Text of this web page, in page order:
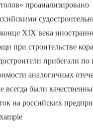
проанализировано
XIX века
при строительстве
прибегали по
аналогичных
всегда были
на российских